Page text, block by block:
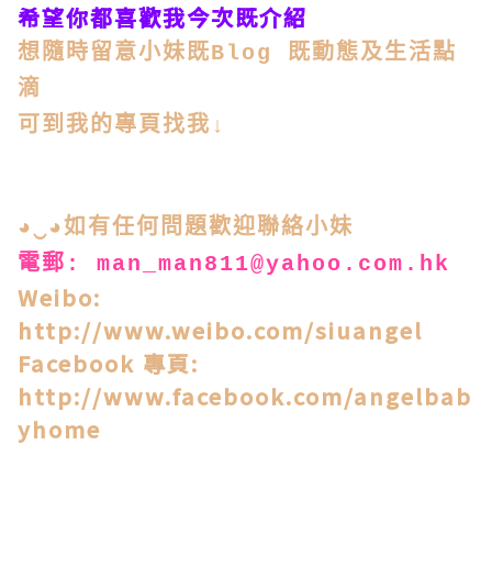
希望你都喜歡我今次既介紹
想隨時留意小妹既Blog 既動態及生活點
滴
可到我的專頁找我↓
◕‿◕如有任何問題歡迎聯絡小妹
電郵: man_man811@yahoo.com.hk
Weibo:
http://www.weibo.com/siuangel
Facebook 專頁:
http://www.facebook.com/angelbab
yhome